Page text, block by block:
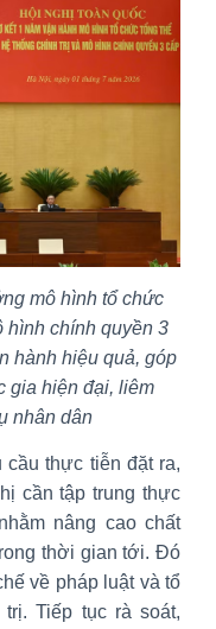
mô hình tổ chức
hình chính quyền 3
hành hiệu quả, góp
gia hiện đại, liêm
nhân dân
thực tiễn đặt ra,
cần tập trung thực
nâng cao chất
thời gian tới. Đó
về pháp luật và tổ
Tiếp tục rà soát,